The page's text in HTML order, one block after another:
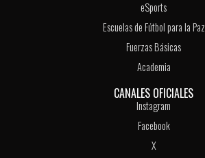
eSports
Escuelas de Fútbol para la Paz
Fuerzas Básicas
Academia
CANALES OFICIALES
Instagram
Facebook
X